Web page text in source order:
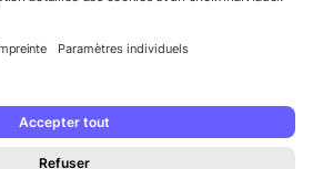
nos objets publicitaires et articles
personnes privées.